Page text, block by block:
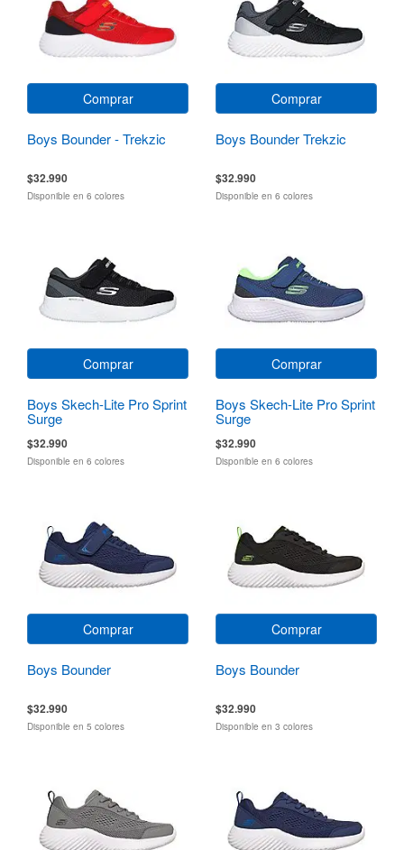
Comprar
Boys Bounder - Trekzic
$32.990
Disponible en 6 colores
Comprar
Boys Bounder Trekzic
$32.990
Disponible en 6 colores
Comprar
Boys Skech-Lite Pro Sprint
Surge
$32.990
Disponible en 6 colores
Comprar
Boys Skech-Lite Pro Sprint
Surge
$32.990
Disponible en 6 colores
Comprar
Boys Bounder
$32.990
Disponible en 5 colores
Comprar
Boys Bounder
$32.990
Disponible en 3 colores